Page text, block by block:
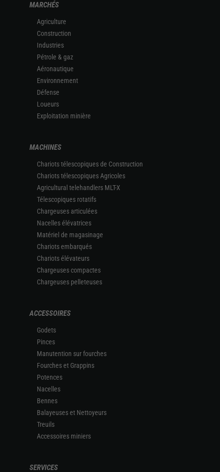
MARCHÉS
Agriculture
Construction
Industries
Pétrole & gaz
Aéronautique
Environnement
Défense
Loueurs
Exploitation minière
MACHINES
Chariots télescopiques de Construction
Chariots télescopiques Agricoles
Agricultural telehandlers MLT-X
Télescopiques rotatifs
Chargeuses articulées
Nacelles élévatrices
Matériel de magasinage
Chariots embarqués
Chariots élévateurs
Chargeuses compactes
Chargeuses pelleteuses
ACCESSOIRES
Godets
Pinces
Manutention sur fourches
Fourches et Grappins
Potences
Nacelles
Bennes
Balayeuses et Nettoyeurs
Treuils
Accessoires miniers
SERVICES